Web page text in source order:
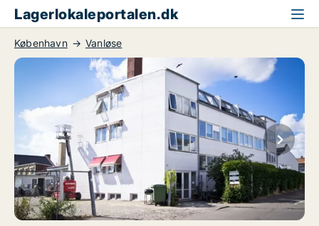
Lagerlokaleportalen.dk
København Vanløse